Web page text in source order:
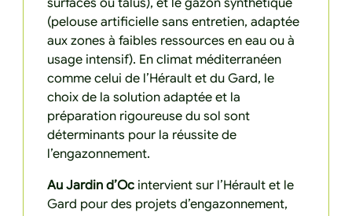
surfaces ou talus), et le gazon synthétique
(pelouse artificielle sans entretien, adaptée
aux zones à faibles ressources en eau ou à
usage intensif). En climat méditerranéen
comme celui de l’Hérault et du Gard, le
choix de la solution adaptée et la
préparation rigoureuse du sol sont
déterminants pour la réussite de
l’engazonnement.
Au Jardin d’Oc intervient sur l’Hérault et le
Gard pour des projets d’engazonnement,